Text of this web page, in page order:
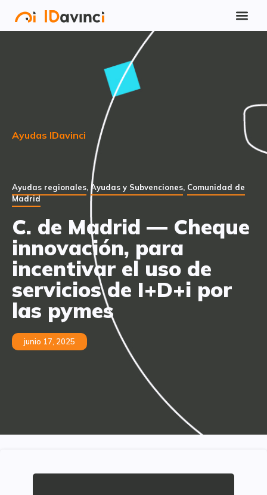
Ayudas IDavinci
Ayudas regionales, Ayudas y Subvenciones, Comunidad de
Madrid
C. de Madrid — Cheque
innovación, para
incentivar el uso de
servicios de I+D+i por
las pymes
junio 17, 2025